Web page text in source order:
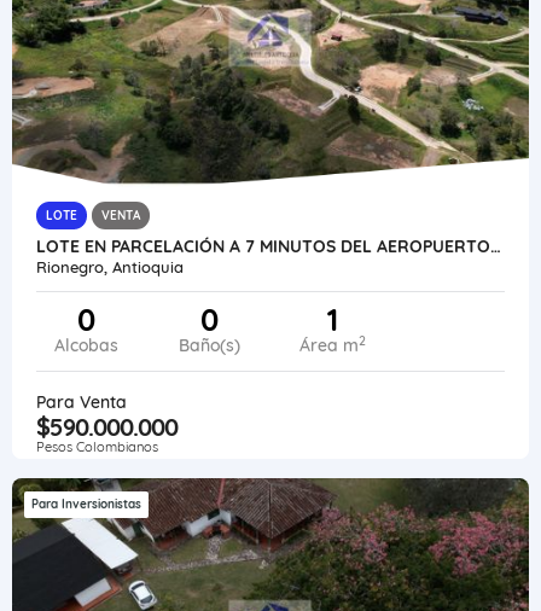
LOTE VENTA
LOTE EN PARCELACIÓN A 7 MINUTOS DEL AEROPUERTO VISTA PANORÁMICA
Rionegro, Antioquia
0
Alcobas
0
Baño(s)
1
Área m2
Para Venta
$590.000.000
Pesos Colombianos
Para Inversionistas